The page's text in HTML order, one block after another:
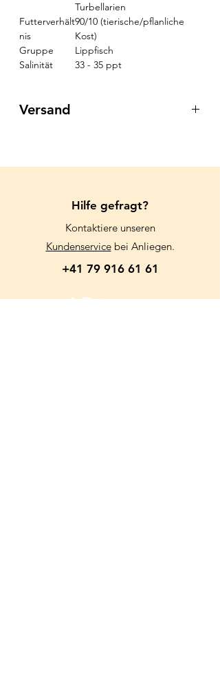
Turbellarien
Futterverhält
nis
90/10 (tierische/pflanliche
Kost)
Gruppe
Lippfisch
Salinität
33 - 35 ppt
Versand
Wir danken für Ihr Verständnis.
Hilfe gefragt?
Kontaktiere unseren
Kundenservicebei Anliegen.
+41 79 916 61 61